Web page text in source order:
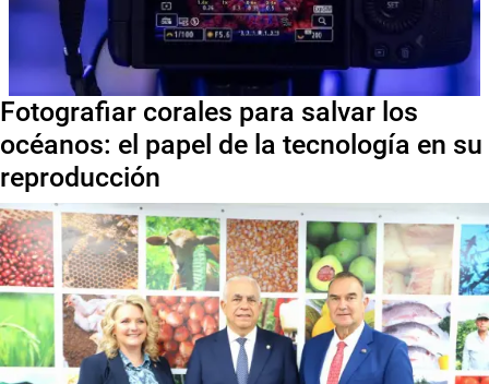
Fotografiar corales para salvar los
océanos: el papel de la tecnología en su
reproducción